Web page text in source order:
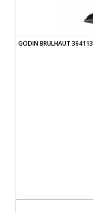
GODIN BRULHAUT 364113